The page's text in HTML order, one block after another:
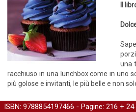
Il
una
racchiuso in una lunchbox come in uno
più golose e invitanti, le più belle e non
ISBN: 9788854197466 - Pagine: 216 +